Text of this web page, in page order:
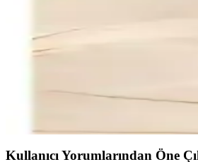
Bu makalede, Altınyılz<dı>z Classics
D'S Damat ve U.S. Polo Assn.
Bu makalede, D'S Damat açık sarı Pike
Altınyılz<dı>z ve Lufian Erkek
Altınyılz<dı>z Classics ve Lufian Laon
Kullanıcı Yorumlarından Öne